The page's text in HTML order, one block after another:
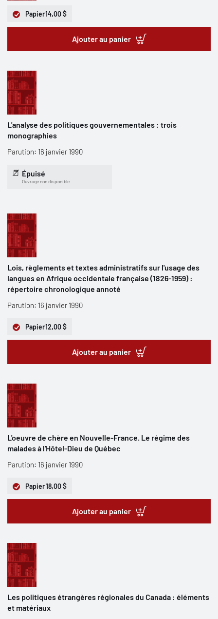
Papier14,00 $
Ajouter au panier
L'analyse des politiques gouvernementales : trois
monographies
Parution: 16 janvier 1990
Épuisé
Ouvrage non disponible
Lois, règlements et textes administratifs sur l'usage des
langues en Afrique occidentale française (1826-1959) :
répertoire chronologique annoté
Parution: 16 janvier 1990
Papier12,00 $
Ajouter au panier
L'oeuvre de chère en Nouvelle-France. Le régime des
malades à l'Hôtel-Dieu de Québec
Parution: 16 janvier 1990
Papier18,00 $
Ajouter au panier
Les politiques étrangères régionales du Canada : éléments
et matériaux